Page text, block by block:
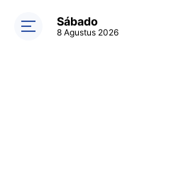
Sábado
8 Agustus 2026